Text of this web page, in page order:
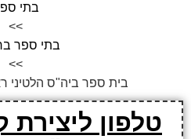
בתי
>>
בתי ספר
>>
בית ספר ביה"ס הלטיני
טלפון